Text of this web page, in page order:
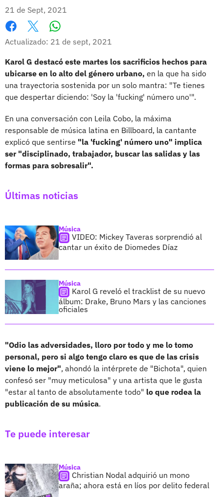
21 de Sept, 2021
Facebook
X
Actualizado: 21 de sept, 2021
Karol G destacó este martes los sacrificios hechos para
ubicarse en lo alto del género urbano, en la que ha sido
una trayectoria sostenida por un solo mantra: "Te tienes
que despertar diciendo: 'Soy la 'fucking' número uno'".
En una conversación con Leila Cobo, la máxima
responsable de música latina en Billboard, la cantante
explicó que sentirse "la 'fucking' número uno" implica
ser "disciplinado, trabajador, buscar las salidas y las
formas para sobresalir".
Últimas noticias
Música
VIDEO: Mickey Taveras sorprendió al
cantar un éxito de Diomedes Díaz
Música
Karol G reveló el tracklist de su nuevo
álbum: Drake, Bruno Mars y las canciones
oficiales
"Odio las adversidades, lloro por todo y me lo tomo
personal, pero si algo tengo claro es que de las crisis
viene lo mejor", ahondó la intérprete de "Bichota", quien
confesó ser "muy meticulosa" y una artista que le gusta
"estar al tanto de absolutamente todo" lo que rodea la
publicación de su música.
Te puede interesar
Música
Christian Nodal adquirió un mono
araña; ahora está en líos por delito federal